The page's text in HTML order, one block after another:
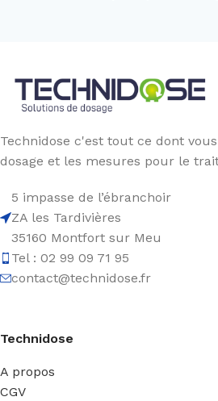
Technidose c'est tout ce dont
dosage et les mesures pour le
5 impasse de l’ébranchoir
ZA les Tardivières
35160 Montfort sur Meu
Tel : 02 99 09 71 95
contact@technidose.fr
Technidose
A propos
CGV